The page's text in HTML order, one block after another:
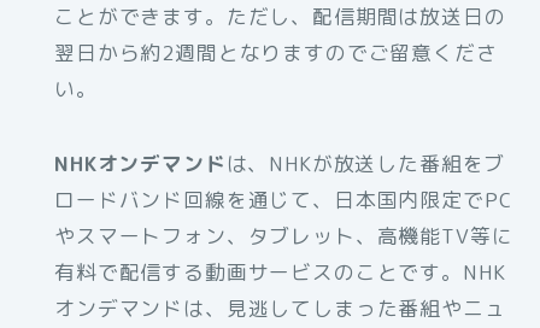
ことができます。ただし、配信期間は放送日の
翌日から約2週間となりますのでご留意くださ
い。
NHKオンデマンド は、NHKが放送した番組をブ
ロードバンド回線を通じて、日本国内限定でPC
やスマートフォン、タブレット、高機能TV等に
有料で配信する動画サービスのことです。NHK
オンデマンドは、見逃してしまった番組やニュ